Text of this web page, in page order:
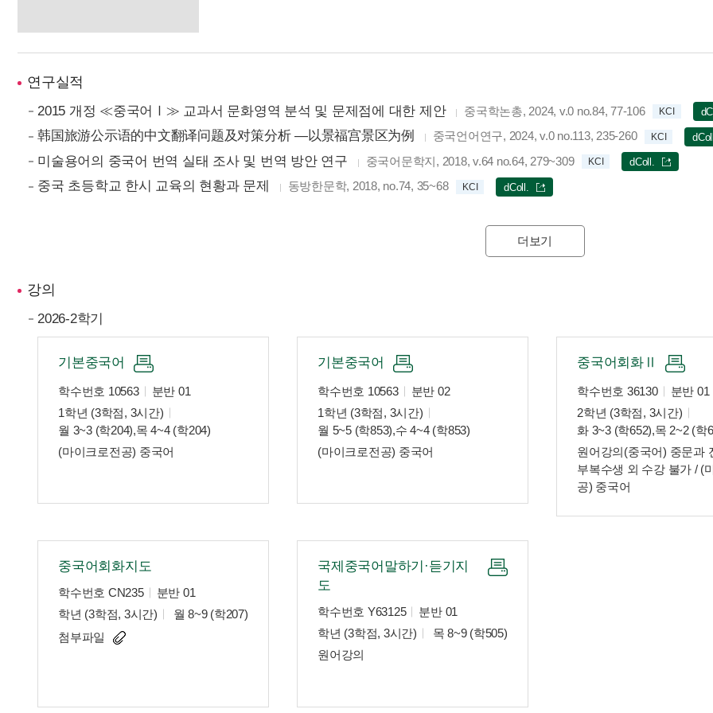
연구실적
2015 개정 ≪중국어Ⅰ≫ 교과서 문화영역 분석 및 문제점에 대한 제안 중국학논총, 2024, v.0 no.84, 77-106 KCI
韩国旅游公示语的中文翻译问题及对策分析 —以景福宫景区为例 중국언어연구, 2024, v.0 no.113, 235-260 KCI dColl.
미술용어의 중국어 번역 실태 조사 및 번역 방안 연구 중국어문학지, 2018, v.64 no.64, 279~309 KCI dColl.
중국 초등학교 한시 교육의 현황과 문제 동방한문학, 2018, no.74, 35~68 KCI dColl.
더보기
강의
2026-2학기
기본중국어
학수번호 10563
분반 01
1학년 (3학점, 3시간)
월 3~3 (학204),목 4~4 (학204)
(마이크로전공) 중국어
기본중국어
학수번호 10563
분반 02
1학년 (3학점, 3시간)
월 5~5 (학853),수 4~4 (학853)
(마이크로전공) 중국어
중국어회화Ⅱ
학수번호 36130
분반 01
2학년 (3학점, 3시간)
화 3~3 (학652),목 2~2 (학
원어강의(중국어) 중문과
부복수생 외 수강 불가 / (
공) 중국어
중국어회화지도
학수번호 CN235
분반 01
학년 (3학점, 3시간)
월 8~9 (학207)
첨부파일
국제중국어말하기·듣기지
도
학수번호 Y63125
분반 01
학년 (3학점, 3시간)
목 8~9 (학505)
원어강의